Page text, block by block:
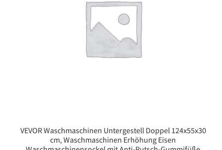
VEVOR Waschmaschinen Untergestell Doppel 124x55x30
cm, Waschmaschinen Erhöhung Eisen